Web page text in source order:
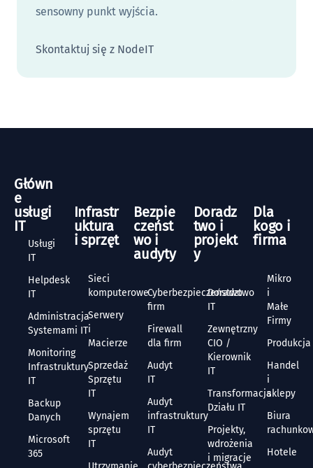
sensowny punkt wyjścia.
Skontaktuj się z NodeIT
Główn
e
usługi
IT
Usługi
IT
Helpdesk
IT
Administracja
Systemami IT
Monitoring
Infrastruktury
IT
Backup
Danych
Microsoft
365
Infrastr
uktura
i sprzęt
Sieci
komputerowe
Serwery
i
Macierze
Sprzedaż
Sprzętu
IT
Wynajem
sprzętu
IT
Bezpie
czeńst
wo i
audyty
Cyberbezpieczeństwo
firm
Firewall
dla firm
Audyt
IT
Audyt
infrastruktury
IT
Audyt
Doradz
two i
projekt
y
Doradztwo
IT
Zewnętrzny
CIO /
Kierownik
IT
Transformacja
Działu IT
Projekty,
wdrożenia
i migracje
Dla
kogo i
firma
Mikro
i
Małe
Firmy
Produkcja
Handel
i
sklepy
Biura
Hotele